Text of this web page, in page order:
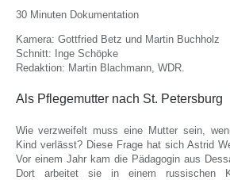
30 Minuten Dokumentation
Kamera: Gottfried Betz und Martin Buchholz
Schnitt: Inge Schöpke
Redaktion: Martin Blachmann, WDR.
Als Pflegemutter nach St. Petersburg
Wie verzweifelt muss eine Mutter sein,
Kind verlässt? Diese Frage hat sich Astrid
Vor einem Jahr kam die Pädagogin aus
Dort arbeitet sie in einem russischen